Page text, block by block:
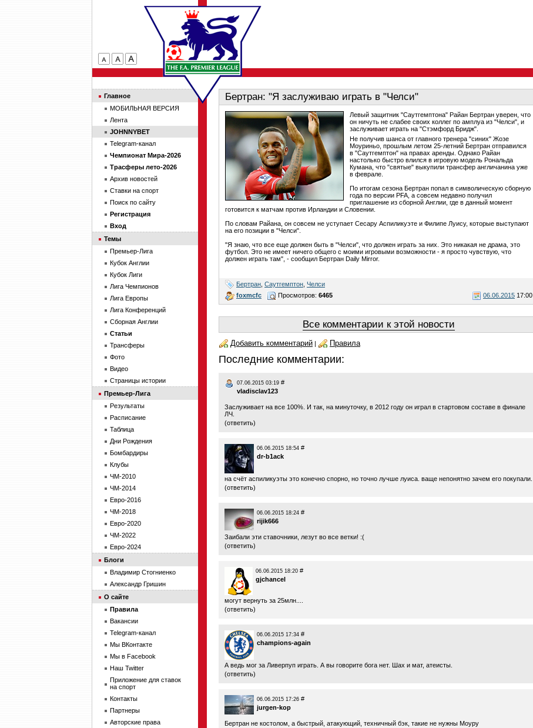
Бертран: "Я заслуживаю играть в "Челси"
Левый защитник "Саутгемптона" Райан Бертран уверен, что
он ничуть не слабее своих коллег по амплуа из "Челси", и
заслуживает играть на "Стэмфорд Бридж".
Не получив шанса от главного тренера "синих" Жозе
Моуриньо, прошлым летом 25-летний Бертран отправился
в "Саутгемптон" на правах аренды. Однако Райан
настолько быстро влился в игровую модель Рональда
Кумана, что "святые" выкупили трансфер англичанина уже
в феврале.
По итогам сезона Бертран попал в символическую сборную
года по версии PFA, а совсем недавно получил
приглашение из сборной Англии, где в данный момент
готовится к матчам против Ирландии и Словении.
По словам Райана, он совсем не уступает Сесару Аспиликуэте и Филипе Луису, которые выступают
на его позиции в "Челси".
"Я знаю, что все еще должен быть в "Челси", что должен играть за них. Это никакая не драма, это
футбол. Это не имеет ничего общего с моими игровыми возможности - я просто чувствую, что
должен играть там", - сообщил Бертран Daily Mirror.
Бертран Саутгемптон Челси
foxmcfc
06.06.2015 17:00
Просмотров: 6465
Все комментарии к этой новости
Добавить комментарий | Правила
Последние комментарии:
07.06.2015 03:19 #
vladisclav123
Заслуживает на все 100%. И так, на минуточку, в 2012 году он играл в стартовом составе в финале
ЛЧ.
(ответить)
06.06.2015 18:54 #
dr-b1ack
на счёт аспиликуэты это конечно спорно, но точно лучше луиса. ваще непонятно зачем его покупали.
(ответить)
06.06.2015 18:24 #
rijik666
Заибали эти ставочники, лезут во все ветки! :(
(ответить)
06.06.2015 18:20 #
gjchancel
могут вернуть за 25млн....
(ответить)
06.06.2015 17:34 #
champions-again
А ведь мог за Ливерпуп играть. А вы говорите бога нет. Шах и мат, атеисты.
(ответить)
06.06.2015 17:26 #
jurgen-kop
Бертран не костолом, а быстрый, атакующий, техничный бэк, такие не нужны Моуру
Главное
МОБИЛЬНАЯ ВЕРСИЯ
Лента
JOHNNYBET
Telegram-канал
Чемпионат Мира-2026
Трасферы лето-2026
Архив новостей
Ставки на спорт
Поиск по сайту
Регистрация
Вход
Темы
Премьер-Лига
Кубок Англии
Кубок Лиги
Лига Чемпионов
Лига Европы
Лига Конференций
Сборная Англии
Статьи
Трансферы
Фото
Видео
Страницы истории
Премьер-Лига
Результаты
Расписание
Таблица
Дни Рождения
Бомбардиры
Клубы
ЧМ-2010
ЧМ-2014
Евро-2016
ЧМ-2018
Евро-2020
ЧМ-2022
Евро-2024
Блоги
Владимир Стогниенко
Александр Гришин
О сайте
Правила
Вакансии
Telegram-канал
Мы ВКонтакте
Мы в Facebook
Наш Twitter
Приложение для ставок
на спорт
Контакты
Партнеры
Авторские права